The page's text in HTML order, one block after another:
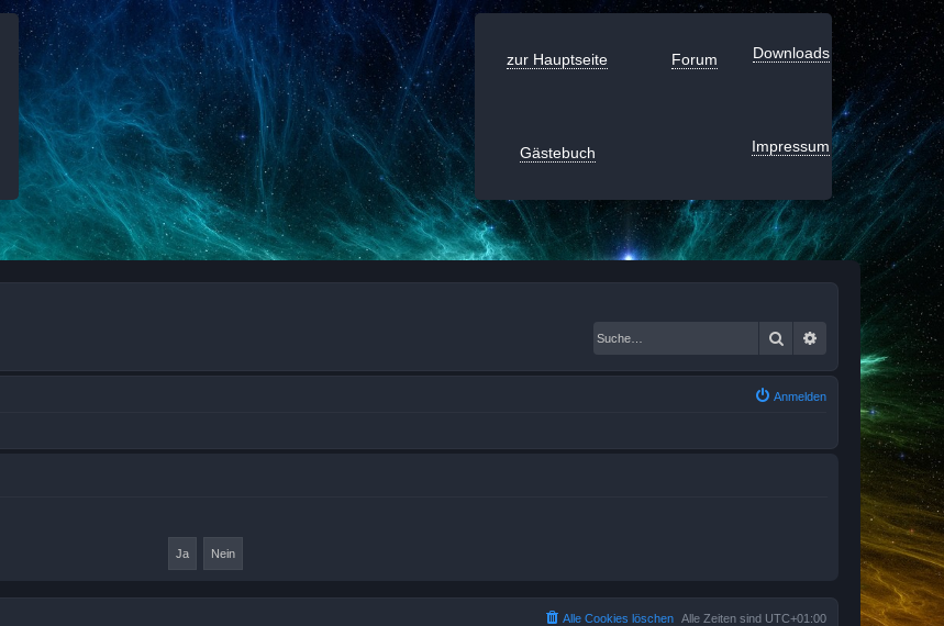
zur Hauptseite Forum Downloads
Gästebuch Impressum
Suche Erweiterte Suche
Anmelden
Alle Zeiten sind UTC+01:00
Alle Cookies löschen